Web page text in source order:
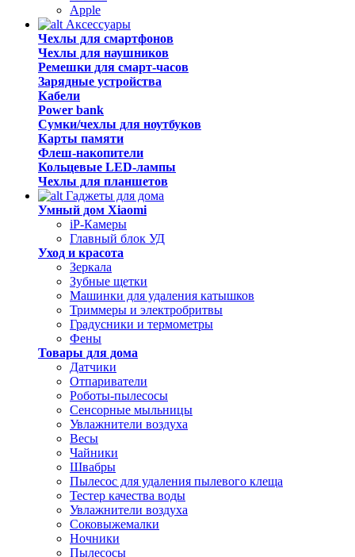
Apple
Аксессуары
Чехлы для смартфонов
Чехлы для наушников
Ремешки для смарт-часов
Зарядные устройства
Кабели
Power bank
Сумки/чехлы для ноутбуков
Карты памяти
Флеш-накопители
Кольцевые LED-лампы
Чехлы для планшетов
Гаджеты для дома
Умный дом Xiaomi
iP-Камеры
Главный блок УД
Уход и красота
Зеркала
Зубные щетки
Машинки для удаления катышков
Триммеры и электробритвы
Градусники и термометры
Фены
Товары для дома
Датчики
Отпариватели
Роботы-пылесосы
Сенсорные мыльницы
Увлажнители воздуха
Весы
Чайники
Швабры
Пылесос для удаления пылевого клеща
Тестер качества воды
Увлажнители воздуха
Соковыжемалки
Ночники
Пылесосы